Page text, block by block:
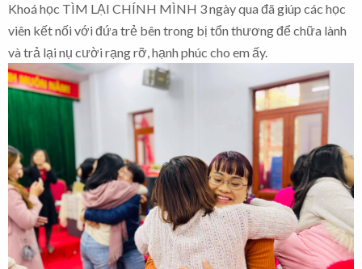
Khoá học TÌM LẠI CHÍNH MÌNH 3 ngày qua đã giúp các học
viên kết nối với đứa trẻ bên trong bị tổn thương để chữa lành
và trả lại nụ cười rạng rỡ, hạnh phúc cho em ấy.